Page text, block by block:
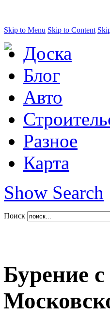
Skip to Menu Skip to Content
Доска
Блог
Авто
Разное
Карта
Show Search
Поиск
Бурение